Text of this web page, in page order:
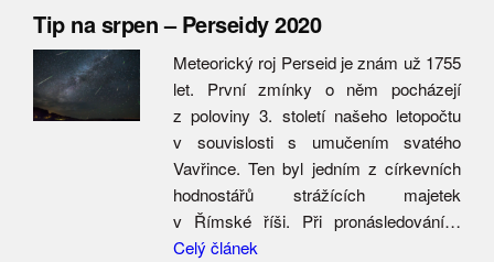
Tip na srpen – Perseidy 2020
Meteorický roj Perseid je znám už 1755
let. První zmínky o něm pocházejí
z poloviny 3. století našeho letopočtu
v souvislosti s umučením svatého
Vavřince. Ten byl jedním z církevních
hodnostářů strážících majetek
v Římské říši. Při pronásledování…
Celý článek